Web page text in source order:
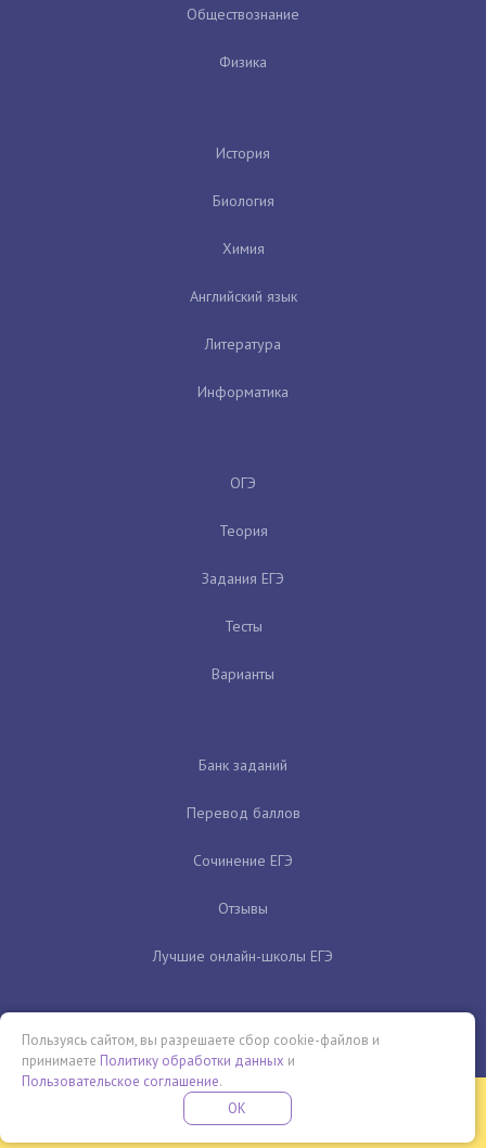
Обществознание
Физика
История
Биология
Химия
Английский язык
Литература
Информатика
ОГЭ
Теория
Задания ЕГЭ
Тесты
Варианты
Банк заданий
Перевод баллов
Сочинение ЕГЭ
Отзывы
Лучшие онлайн-школы ЕГЭ
Бесплатная летняя школа
ПРОВЕДИ ЭТО ЛЕТО С ПОЛЬЗОЙ
Пользуясь сайтом, вы разрешаете сбор cookie-файлов и
принимаете Политику обработки данных и
Пользовательское соглашение.
OK